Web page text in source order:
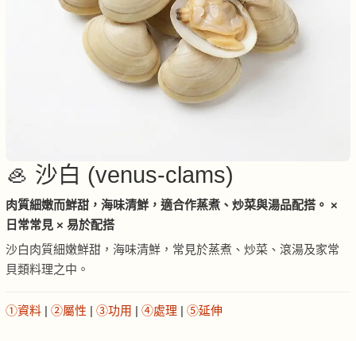
🦪 沙白 (venus-clams)
肉質細嫩而鮮甜，海味清鮮，適合作蒸煮、炒菜與湯品配搭。 ×
日常常見 × 易於配搭
沙白肉質細嫩鮮甜，海味清鮮，常見於蒸煮、炒菜、滾湯及家常
貝類料理之中。
①資料 | ②屬性 | ③功用 | ④處理 | ⑤延伸